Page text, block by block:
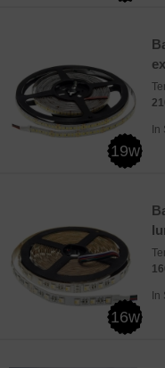
19w
In
16w
In